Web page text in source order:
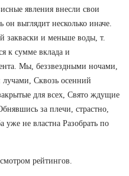
явления внесли свои
он выглядит несколько иначе.
закваски и меньше воды, т.
к сумме вклада и
Мы, беззвездными ночами,
Сквозь осенний
для всех, Свято ждущие
за плечи, страстно,
не властна Разобрать по
рейтингов.